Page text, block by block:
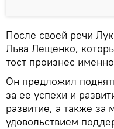
После своей речи
Льва Лещенко,
тост произнес
Он предложил
за ее успехи и
развитие, а также за
удовольствием